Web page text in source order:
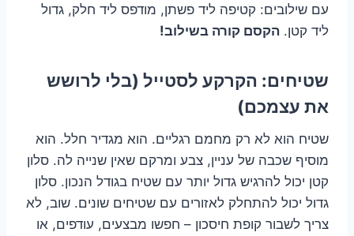
עם שילובים: קטיפה ליד פשתן, מודפס ליד חלק, גדול
ליד קטן. הקסם קורה בשילוב!
שטיחים: הקרקע לסטייל (בלי לרושש
את עצמכם)
שטיח הוא לא רק מחמם רגליים. הוא מגדיר חלל. הוא
מוסיף שכבה של עניין, צבע ומרקם שאין שנייה לה. סלון
קטן יכול להרגיש גדול יותר עם שטיח בגודל הנכון. סלון
גדול יכול להתחלק לאזורים עם שטיחים שונים. שוב, לא
צריך לשבור קופת חיסכון – חפשו מבצעים, עודפים, או